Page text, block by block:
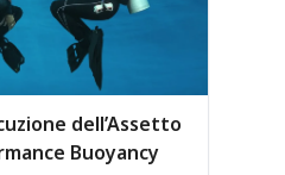
dell’Assetto
Buoyancy